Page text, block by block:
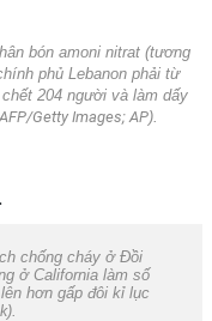
bón amoni nitrat (tương
phủ Lebanon phải từ
204 người và làm dấy
Getty Images; AP).
chống cháy ở Đồi
ở California làm số
hơn gấp đôi kỉ lục
).